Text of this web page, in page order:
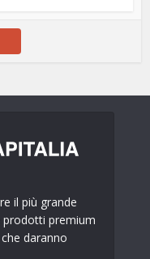
il più grande
prodotti premium
daranno